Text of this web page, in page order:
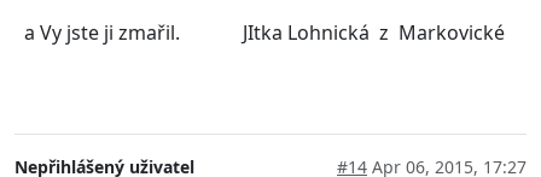
a Vy jste ji zmařil. JItka Lohnická z Markovické
Nepřihlášený uživatel #14 Apr 06, 2015, 17:27